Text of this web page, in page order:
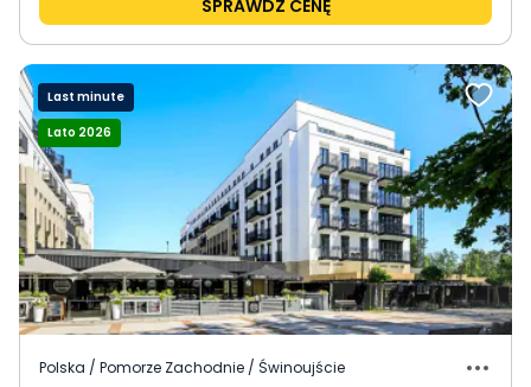
SPRAWDŹ CENĘ
Last minute
Lato 2026
Polska / Pomorze Zachodnie / Świnoujście